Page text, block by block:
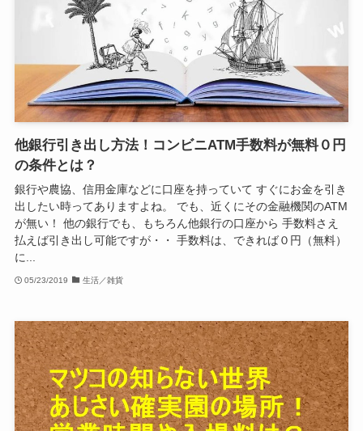
他銀行引き出し方法！コンビニATM手数料が無料０円
の条件とは？
銀行や農協、信用金庫などに口座を持っていて すぐにお金を引き
出したい時ってありますよね。 でも、近くにその金融機関のATM
が無い！ 他の銀行でも、もちろん他銀行の口座から 手数料さえ
払えば引き出し可能ですが・・ 手数料は、できれば０円（無料）
に...
05/23/2019 生活／雑貨